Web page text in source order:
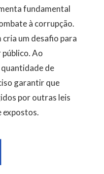
fundamental
à corrupção.
um desafio para
Ao
de
garantir que
por outras leis
expostos.